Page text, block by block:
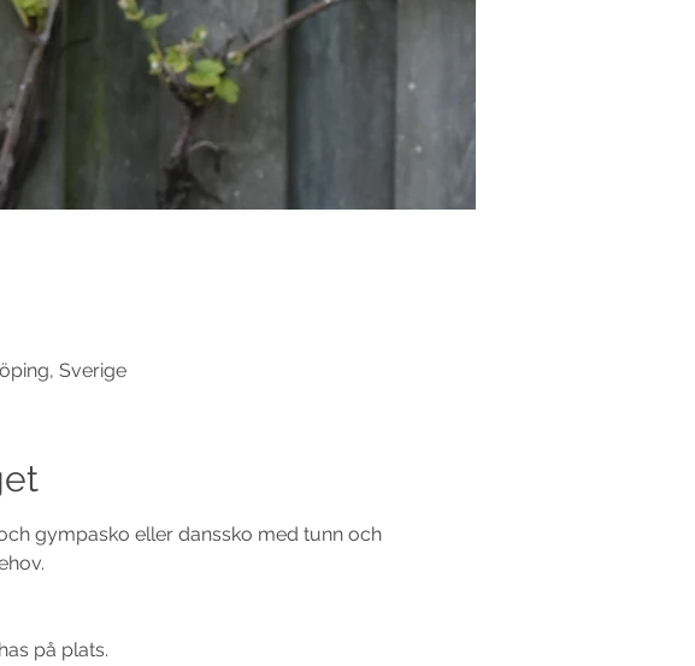
Sverige
gympasko eller danssko med tunn och
på plats.